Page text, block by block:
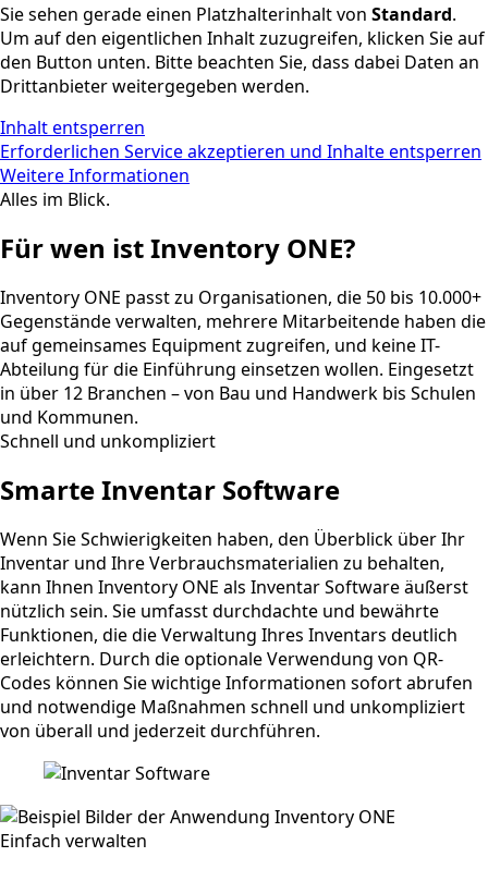
Sie sehen gerade einen Platzhalterinhalt von Standard.
Um auf den eigentlichen Inhalt zuzugreifen, klicken Sie auf
den Button unten. Bitte beachten Sie, dass dabei Daten an
Drittanbieter weitergegeben werden.
Inhalt entsperren
Erforderlichen Service akzeptieren und Inhalte entsperren
Weitere Informationen
Alles im Blick.
Für wen ist Inventory ONE?
Inventory ONE passt zu Organisationen, die 50 bis 10.000+
Gegenstände verwalten, mehrere Mitarbeitende haben die
auf gemeinsames Equipment zugreifen, und keine IT-
Abteilung für die Einführung einsetzen wollen. Eingesetzt
in über 12 Branchen – von Bau und Handwerk bis Schulen
und Kommunen.
Schnell und unkompliziert
Smarte Inventar Software
Wenn Sie Schwierigkeiten haben, den Überblick über Ihr
Inventar und Ihre Verbrauchsmaterialien zu behalten,
kann Ihnen Inventory ONE als Inventar Software äußerst
nützlich sein. Sie umfasst durchdachte und bewährte
Funktionen, die die Verwaltung Ihres Inventars deutlich
erleichtern. Durch die optionale Verwendung von QR-
Codes können Sie wichtige Informationen sofort abrufen
und notwendige Maßnahmen schnell und unkompliziert
von überall und jederzeit durchführen.
Einfach verwalten